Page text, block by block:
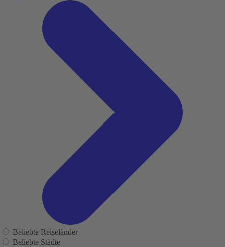
Beliebte Reiseländer
Beliebte Städte